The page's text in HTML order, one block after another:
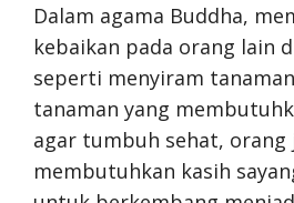
Dalam agama Buddha,
kebaikan pada orang lain
seperti menyiram
tanaman yang
agar tumbuh sehat, orang
membutuhkan kasih